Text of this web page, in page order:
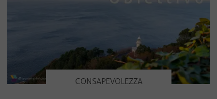
CONSAPEVOLEZZA